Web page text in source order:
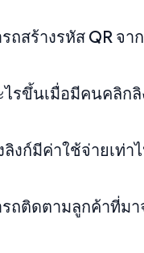
ถสร้างรหัส QR จา
ไรขึ้นเมื่อมีคนคลิกลิ
ลิงก์มีค่าใช้จ่ายเท่า
ถติดตามลูกค้าที่มา